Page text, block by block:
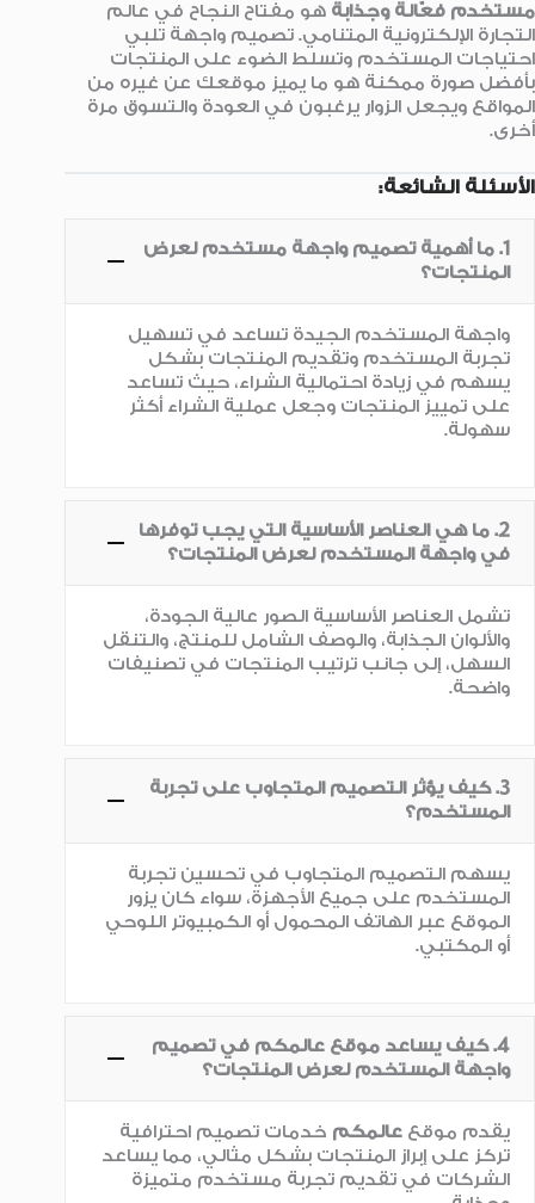
مستخدم فعّالة وجذابة هو مفتاح النجاح في عالم
التجارة الإلكترونية المتنامي. تصميم واجهة تلبي
احتياجات المستخدم وتسلط الضوء على المنتجات
بأفضل صورة ممكنة هو ما يميز موقعك عن غيره من
المواقع ويجعل الزوار يرغبون في العودة والتسوق مرة
أخرى.
الأسئلة الشائعة:
1. ما أهمية تصميم واجهة مستخدم لعرض
المنتجات؟
واجهة المستخدم الجيدة تساعد في تسهيل
تجربة المستخدم وتقديم المنتجات بشكل
يسهم في زيادة احتمالية الشراء، حيث تساعد
على تمييز المنتجات وجعل عملية الشراء أكثر
سهولة.
2. ما هي العناصر الأساسية التي يجب توفرها
في واجهة المستخدم لعرض المنتجات؟
تشمل العناصر الأساسية الصور عالية الجودة،
والألوان الجذابة، والوصف الشامل للمنتج، والتنقل
السهل، إلى جانب ترتيب المنتجات في تصنيفات
واضحة.
3. كيف يؤثر التصميم المتجاوب على تجربة
المستخدم؟
يسهم التصميم المتجاوب في تحسين تجربة
المستخدم على جميع الأجهزة، سواء كان يزور
الموقع عبر الهاتف المحمول أو الكمبيوتر اللوحي
أو المكتبي.
4. كيف يساعد موقع عالمكم في تصميم
واجهة المستخدم لعرض المنتجات؟
يقدم موقع عالمكم خدمات تصميم احترافية
تركز على إبراز المنتجات بشكل مثالي، مما يساعد
الشركات في تقديم تجربة مستخدم متميزة